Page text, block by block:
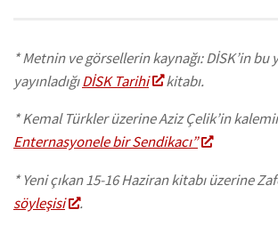
* Metnin ve görsellerin kaynağı: DİSK’in bu
yayınladığıDİSK Tarihi kitabı.
* Kemal Türkler üzerine Aziz Çelik’in
Enternasyonele bir Sendikacı”
* Yeni çıkan 15-16 Haziran kitabı üzerine
söyleşisi
.